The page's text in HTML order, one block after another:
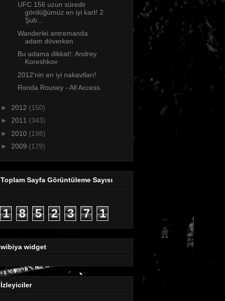
UFC 156 uzun süredir
gördüğümüz en iyi kart! 2
Şub...
Wanderlei antremanda
adam döverken
Bu adama dikkat!: Andrey
Koreshkov
2012'nin en iyi nakavtları!
Ronda Rousey - All Access
► 2012 (150)
► 2011 (343)
► 2010 (198)
► 2009 (179)
Toplam Sayfa Görüntüleme Sayısı
1 8 5 2 3 7 1
wibiya widget
İzleyiciler